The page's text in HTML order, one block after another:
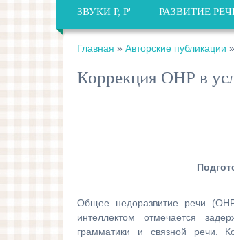
ЗВУКИ Р, Р' РАЗВИТИЕ
Главная » Авторские публикации »
Коррекция ОНР в
Общее недоразвитие речи
интеллектом отмечается
грамматики и связной речи.